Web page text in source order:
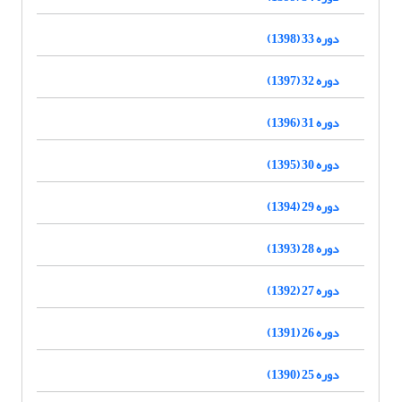
دوره 33 (1398)
دوره 32 (1397)
دوره 31 (1396)
دوره 30 (1395)
دوره 29 (1394)
دوره 28 (1393)
دوره 27 (1392)
دوره 26 (1391)
دوره 25 (1390)